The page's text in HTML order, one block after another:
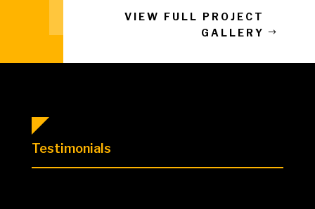
VIEW FULL PROJECT
GALLERY
Testimonials